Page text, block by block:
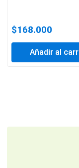
$168.000
Añadir al